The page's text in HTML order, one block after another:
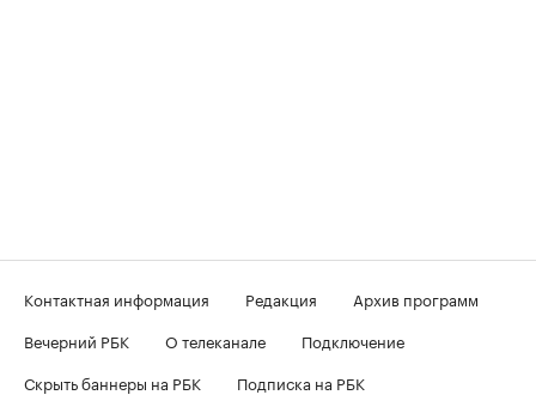
Контактная информация Редакция
Архив программ
Вечерний РБК
О телеканале
Подключение
Скрыть баннеры на РБК
Подписка на РБК